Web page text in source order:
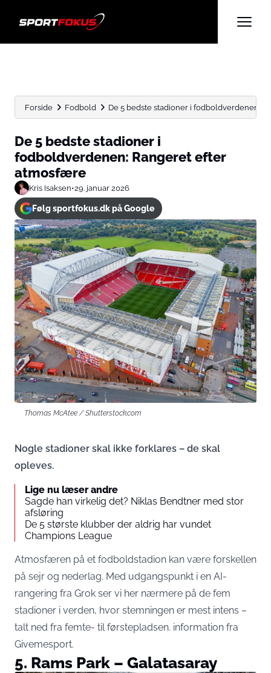
Forside Fodbold De 5 bedste stadioner i fodboldverdenen:
De 5 bedste stadioner i
fodboldverdenen: Rangeret efter
atmosfære
Kris Isaksen•29. januar 2026
Følg sportfokus.dk på Google
Thomas McAtee / Shutterstock.com
Nogle stadioner skal ikke forklares – de skal
opleves.
Lige nu læser andre
Sagde han virkelig det? Niklas Bendtner med stor
afsløring
De 5 største klubber der aldrig har vundet
Champions League
Atmosfæren på et fodboldstadion kan være forskellen
på sejr og nederlag. Med udgangspunkt i en AI-
rangering fra Grok ser vi her nærmere på de fem
stadioner i verden, hvor stemningen er mest intens –
talt ned fra femte- til førstepladsen. information fra
Givemesport.
5. Rams Park – Galatasaray